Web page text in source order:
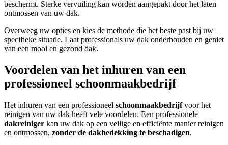
beschermt. Sterke vervuiling kan worden aangepakt door het laten
ontmossen van uw dak.
Overweeg uw opties en kies de methode die het beste past bij uw
specifieke situatie. Laat professionals uw dak onderhouden en geniet
van een mooi en gezond dak.
Voordelen van het inhuren van een
professioneel schoonmaakbedrijf
Het inhuren van een professioneel schoonmaakbedrijfvoor het
reinigen van uw dak heeft vele voordelen. Een professionele
dakreiniger kan uw dak op een veilige en efficiënte manier reinigen
en ontmossen, zonder de dakbedekking te beschadigen.